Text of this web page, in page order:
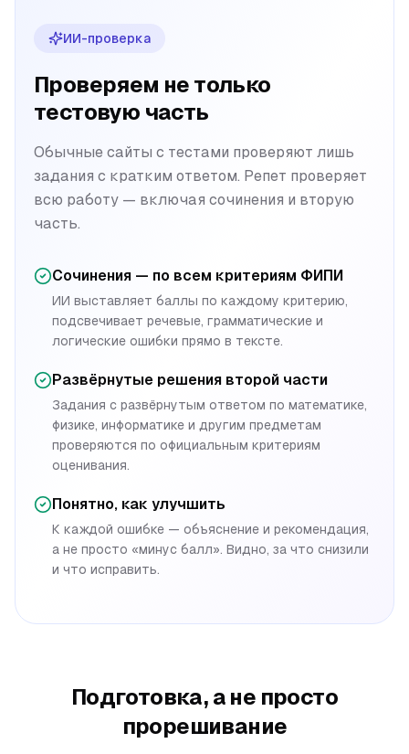
ИИ-проверка
Проверяем не только
тестовую часть
Обычные сайты с тестами проверяют лишь
задания с кратким ответом. Репет проверяет
всю работу — включая сочинения и вторую
часть.
Сочинения — по всем критериям ФИПИ
ИИ выставляет баллы по каждому критерию,
подсвечивает речевые, грамматические и
логические ошибки прямо в тексте.
Развёрнутые решения второй части
Задания с развёрнутым ответом по математике,
физике, информатике и другим предметам
проверяются по официальным критериям
оценивания.
Понятно, как улучшить
К каждой ошибке — объяснение и рекомендация,
а не просто «минус балл». Видно, за что снизили
и что исправить.
Подготовка, а не просто
прорешивание